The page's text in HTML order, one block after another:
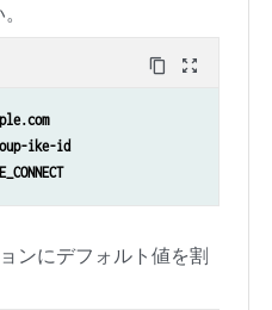
close
close
content_copy zoom_out_map
ike-id
ンにデフォルト値を割